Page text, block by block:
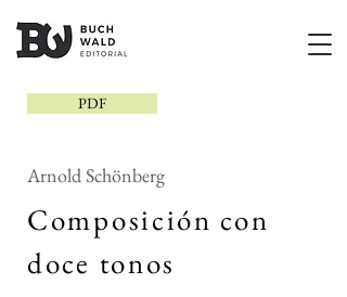
PDF
Arnold Schönberg
Composición con
doce tonos